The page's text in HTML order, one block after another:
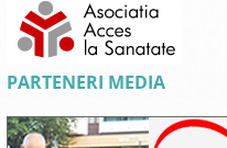
PARTENERI MEDIA